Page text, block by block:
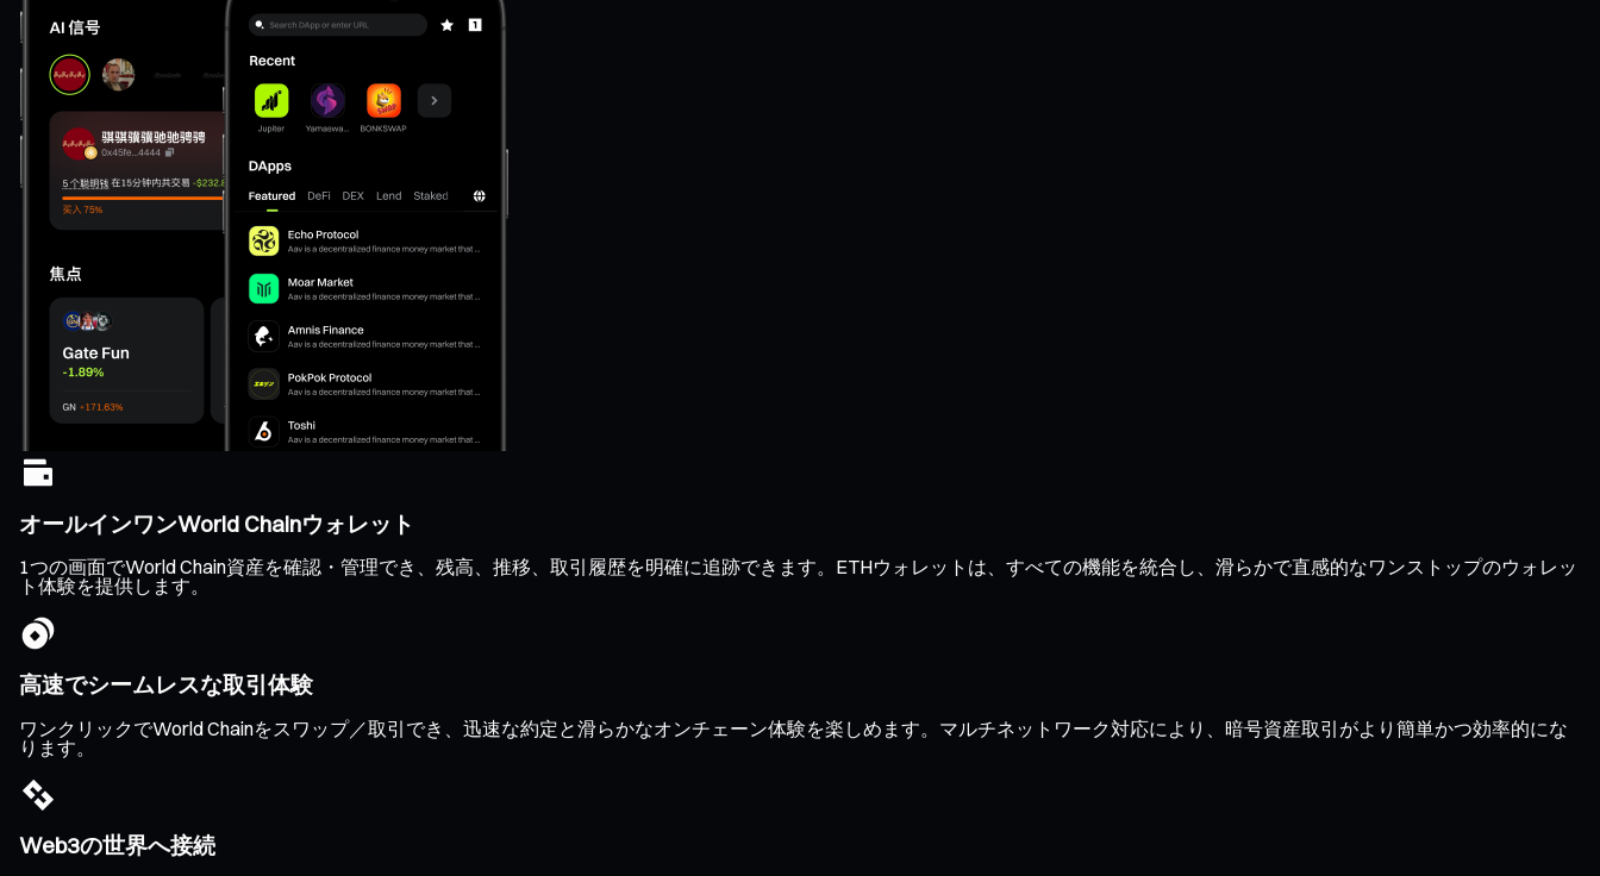
オールインワンWorld Chainウォレット
1つの画面でWorld Chain資産を確認・管理でき、残高、推移、取引履歴を明確に追跡できます。ETHウォレットは、すべての機能を統合し、滑らかで直感的なワンストップのウォレッ
ト体験を提供します。
高速でシームレスな取引体験
ワンクリックでWorld Chainをスワップ／取引でき、迅速な約定と滑らかなオンチェーン体験を楽しめます。マルチネットワーク対応により、暗号資産取引がより簡単かつ効率的にな
ります。
Web3の世界へ接続